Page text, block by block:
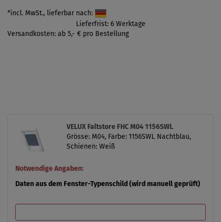
*incl. MwSt., lieferbar nach:
Lieferfrist: 6 Werktage
Versandkosten: ab 5,- € pro Bestellung
VELUX Faltstore FHC M04 1156SWL
Grösse: M04, Farbe: 1156SWL Nachtblau,
Schienen: Weiß
Notwendige Angaben:
Daten aus dem Fenster-Typenschild (wird manuell geprüft)